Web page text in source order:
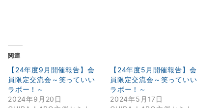
関連
【24年度9月開催報告】会
員限定交流会～笑っていい
ラボー！～
2024年9月20日
【24年度5月開催報告】会
員限定交流会～笑っていい
ラボー！～
2024年5月17日